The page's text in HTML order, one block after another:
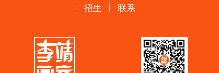
招生
联系